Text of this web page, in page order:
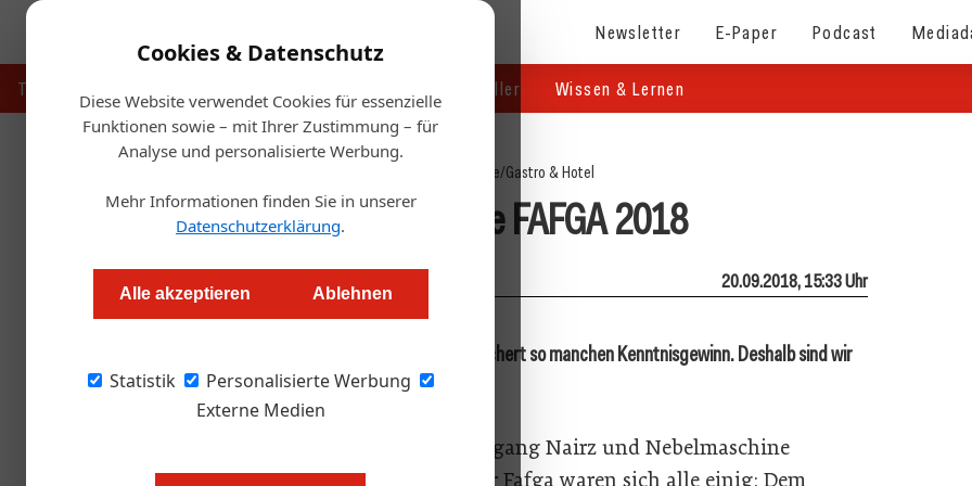
Cookies & Datenschutz
Diese Website verwendet Cookies für essenzielle
Funktionen sowie – mit Ihrer Zustimmung – für
Analyse und personalisierte Werbung.
Mehr Informationen finden Sie in unserer
Datenschutzerklärung.
Alle akzeptieren Ablehnen
Statistik
Personalisierte Werbung
Externe Medien
Newsletter E-Paper Podcast
Touristik Handel & Hersteller Wissen & Lernen
Startseite/Gastro & Hotel
Das war die FAFGA 2018
Thomas Askan Vierich 20.09.2018, 15:33 Uhr
Ein ausführlicher Rundgang über die Fafga beschert so manchen Kenntnisgewinn. Deshalb sind wir
jedes Jahr hier
Bei der mit Bergsteigerlegende Wolfgang Nairz und Nebelmaschine
originell inszenierten Eröffnung der Fafga waren sich alle einig: Dem